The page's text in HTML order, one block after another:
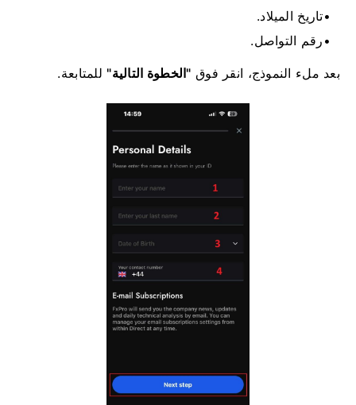
تاريخ الميلاد.
رقم التواصل.
بعد ملء النموذج، انقر فوق "الخطوة التالية" للمتابعة.